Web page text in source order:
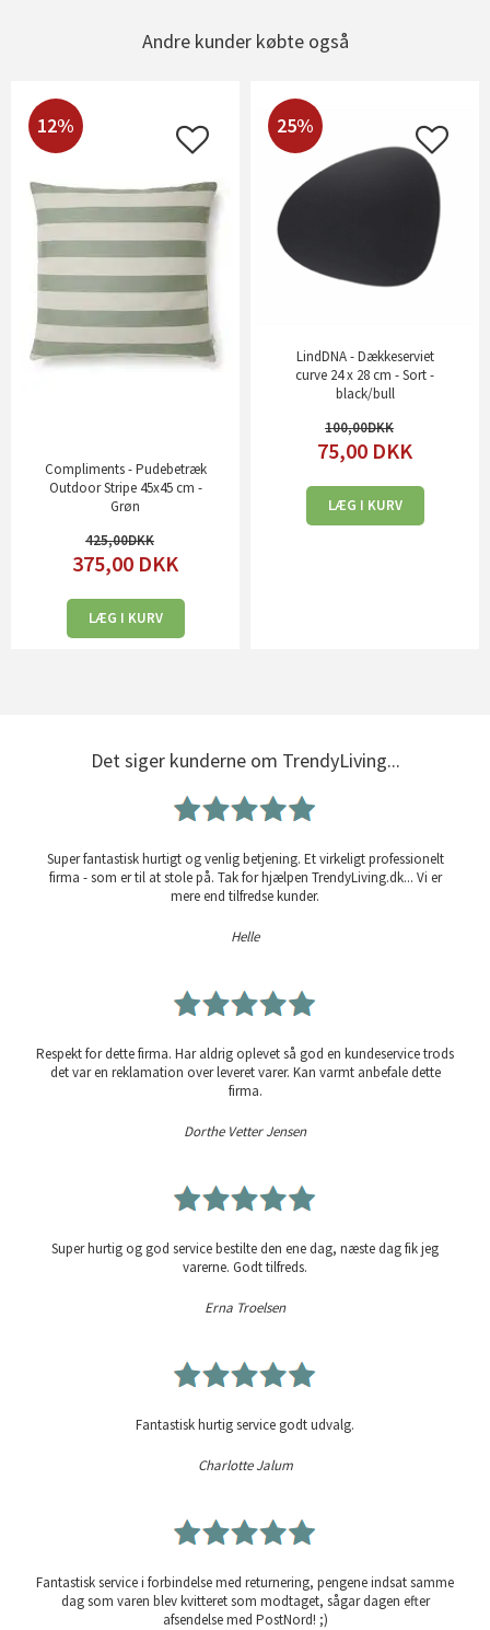
Andre kunder købte også
12%
Compliments - Pudebetræk
Outdoor Stripe 45x45 cm -
Grøn
425,00
375,00 DKK
LÆG I KURV
25%
LindDNA - Dækkeserviet
curve 24 x 28 cm - Sort -
black/bull
100,00
75,00 DKK
LÆG I KURV
Det siger kunderne om TrendyLiving...
Super fantastisk hurtigt og venlig betjening. Et virkeligt professionelt
firma - som er til at stole på. Tak for hjælpen TrendyLiving.dk... Vi er
mere end tilfredse kunder.
Helle
Respekt for dette firma. Har aldrig oplevet så god en kundeservice trods
det var en reklamation over leveret varer. Kan varmt anbefale dette
firma.
Dorthe Vetter Jensen
Super hurtig og god service bestilte den ene dag, næste dag fik jeg
varerne. Godt tilfreds.
Erna Troelsen
Fantastisk hurtig service godt udvalg.
Charlotte Jalum
Fantastisk service i forbindelse med returnering, pengene indsat samme
dag som varen blev kvitteret som modtaget, sågar dagen efter
afsendelse med PostNord! ;)